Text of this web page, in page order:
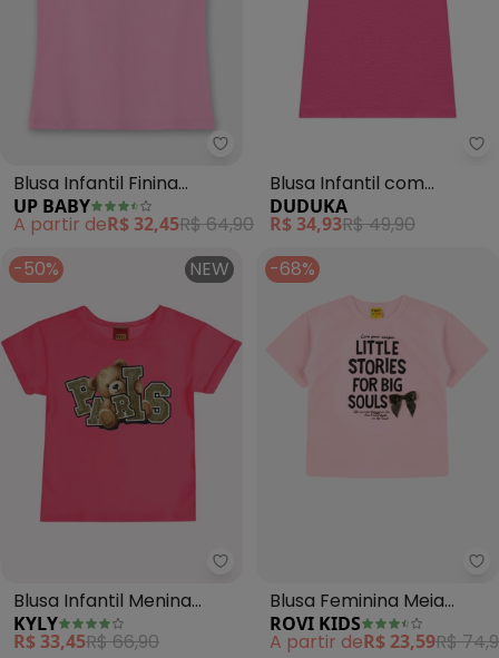
Up Baby - Blusa Infantil Finina
Blusa Infantil Finina
Cotton (Rosa)
UP BABY
A partir deR$ 32,45R$ 64,90
Blusa Infantil com
DUDUKA
R$ 34,93R$ 49,90
-50%
NEW
Kyly - Blusa Infantil Menina
Blusa Infantil Menina
Lettering (Rosa)
KYLY
R$ 33,45R$ 66,90
-68%
Blusa Feminina Meia
Malha (Rosa)
ROVI KIDS
A partir deR$ 23,59R$